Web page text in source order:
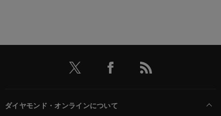
ダイヤモンド・オンラインについて